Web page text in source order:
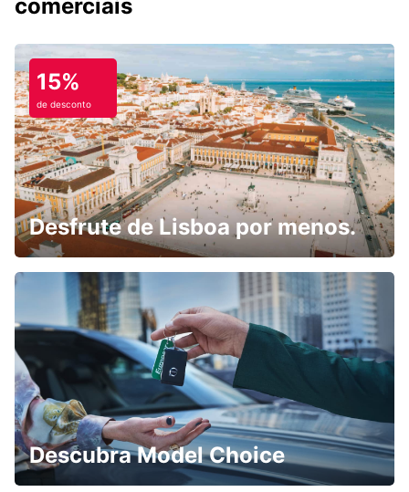
comerciais
15%
de desconto
Desfrute de Lisboa por menos.
Descubra Model Choice